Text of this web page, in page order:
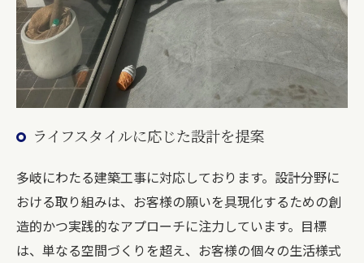
ライフスタイルに応じた設計を提案
多岐にわたる建築工事に対応しております。設計分野に
おける取り組みは、お客様の願いを具現化するための創
造的かつ実践的なアプローチに注力しています。目標
は、単なる空間づくりを超え、お客様の個々の生活様式